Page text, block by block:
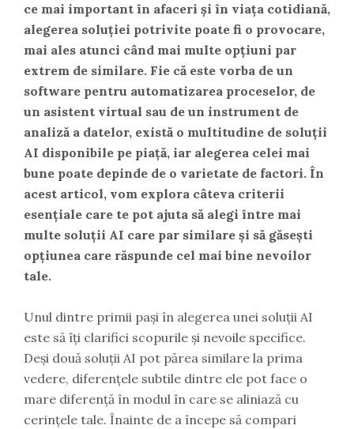
ce mai important în afaceri și în viața cotidiană,
alegerea soluției potrivite poate fi o provocare,
mai ales atunci când mai multe opțiuni par
extrem de similare. Fie că este vorba de un
software pentru automatizarea proceselor, de
un asistent virtual sau de un instrument de
analiză a datelor, există o multitudine de soluții
AI disponibile pe piață, iar alegerea celei mai
bune poate depinde de o varietate de factori. În
acest articol, vom explora câteva criterii
esențiale care te pot ajuta să alegi între mai
multe soluții AI care par similare și să găsești
opțiunea care răspunde cel mai bine nevoilor
tale.
Unul dintre primii pași în alegerea unei soluții AI
este să îți clarifici scopurile și nevoile specifice.
Deși două soluții AI pot părea similare la prima
vedere, diferențele subtile dintre ele pot face o
mare diferență în modul în care se aliniază cu
cerințele tale. Înainte de a începe să compari